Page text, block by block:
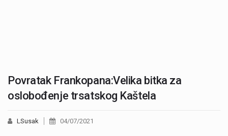
Povratak Frankopana:Velika bitka za
oslobođenje trsatskog Kaštela
LSusak 04/07/2021